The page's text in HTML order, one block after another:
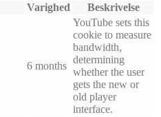
Varighed Beskrivelse
6 months
YouTube sets this
cookie to measure
bandwidth,
determining
whether the user
gets the new or
old player
interface.